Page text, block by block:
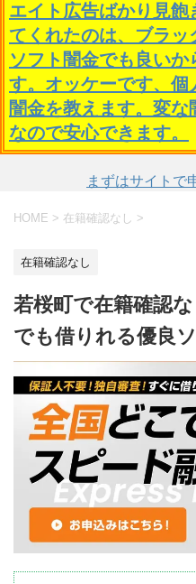
エイト広告ばかり見
てくれたのは、ブラッ
ソフト闇金でも良い
す。オッケーです、個
闇金を教えます。変
なので安心できます。
まずはサイトで
HOME > 在籍確認なし >
在籍確認なし
若桜町で在籍確認
でも借りれる優良